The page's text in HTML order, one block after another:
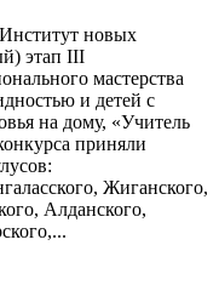
новых
этап III
мастерства
и детей с
на дому, «Учитель
приняли
Жиганского,
Алданского,